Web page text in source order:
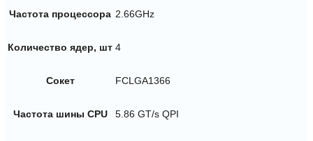
Частота процессора 2.66GHz
Количество ядер, шт 4
Сокет FCLGA1366
Частота шины CPU 5.86 GT/s QPI